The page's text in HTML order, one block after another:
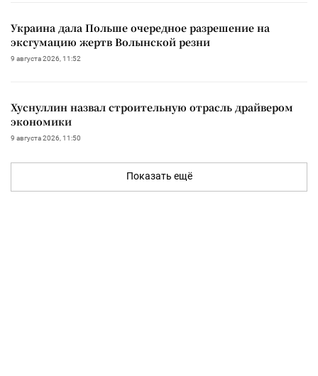
Украина дала Польше очередное разрешение на
эксгумацию жертв Волынской резни
9 августа 2026, 11:52
Хуснуллин назвал строительную отрасль драйвером
экономики
9 августа 2026, 11:50
Показать ещё